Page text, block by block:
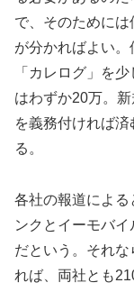
で、そのために
が分かればよい
「カレログ」を
はわずか20万。
を義務付ければ
る。
各社の報道によ
ンクとイーモバ
だという。それ
れば、両社とも